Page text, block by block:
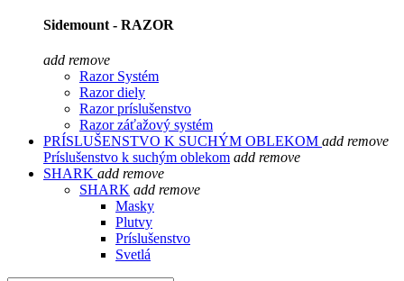
Sidemount - RAZOR
add remove
Razor Systém
Razor diely
Razor príslušenstvo
Razor záťažový systém
PRÍSLUŠENSTVO K SUCHÝM OBLEKOM add remove
Príslušenstvo k suchým oblekom add remove
SHARK add remove
SHARK add remove
Masky
Plutvy
Príslušenstvo
Svetlá